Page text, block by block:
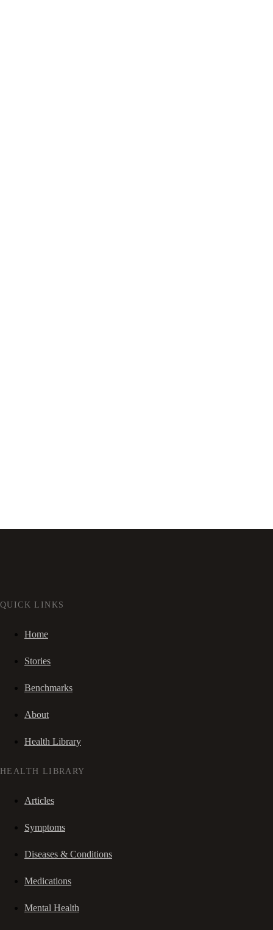
QUICK LINKS
Home
Stories
Benchmarks
About
Health Library
HEALTH LIBRARY
Articles
Symptoms
Diseases & Conditions
Medications
Mental Health